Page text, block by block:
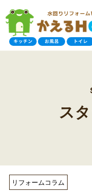
ス
リフォームコラム